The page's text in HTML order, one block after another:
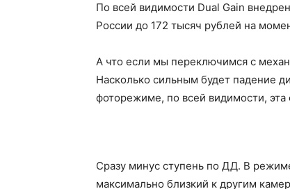
По всей видимости Dual Gain
России до 172 тысяч рублей на
А что если мы переключимся с
Насколько сильным будет падение
фоторежиме, по всей видимости, эта
Сразу минус ступень по ДД. В
максимально близкий к другим